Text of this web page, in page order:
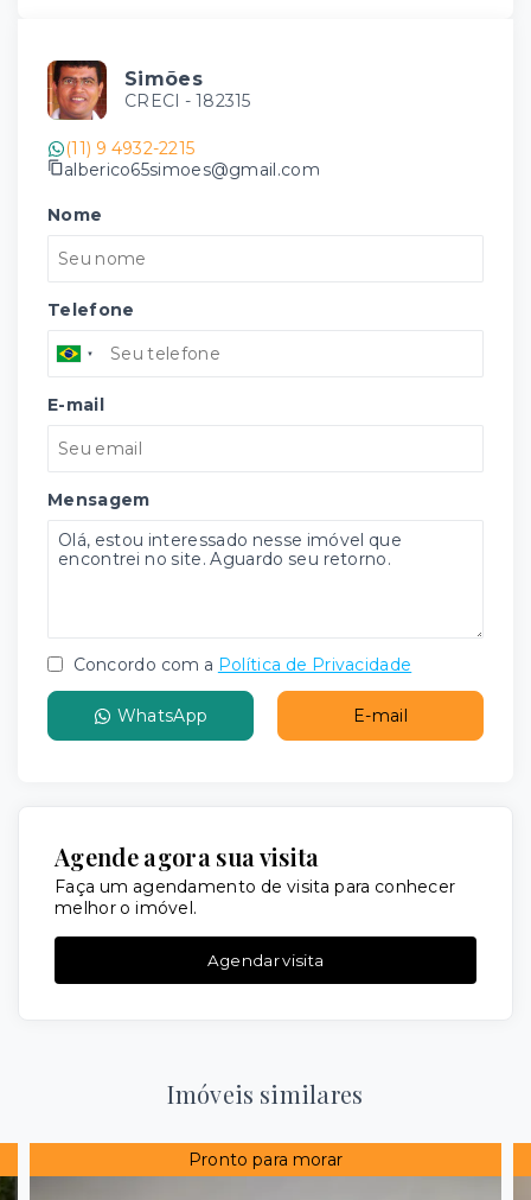
Simões
CRECI - 182315
(11) 9 4932-2215
alberico65simoes@gmail.com
Nome
Telefone
E-mail
Mensagem
Concordo com a Política de Privacidade
WhatsApp E-mail
Agende agora sua visita
Faça um agendamento de visita para conhecer
melhor o imóvel.
Agendar visita
Imóveis similares
Pronto para morar